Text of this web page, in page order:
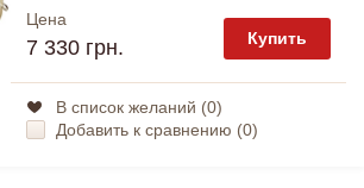
Цена
7 330 грн. Купить
В список желаний (0)
Добавить к сравнению (0)